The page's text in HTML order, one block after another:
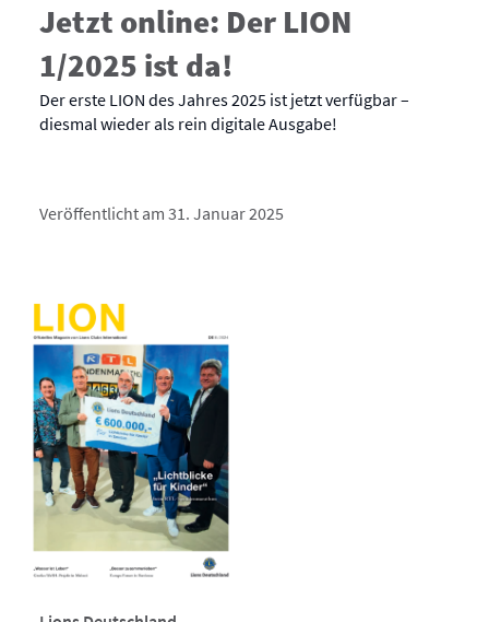
Jetzt online: Der LION
1/2025 ist da!
Der erste LION des Jahres 2025 ist jetzt verfügbar –
diesmal wieder als rein digitale Ausgabe!
Veröffentlicht am 31. Januar 2025